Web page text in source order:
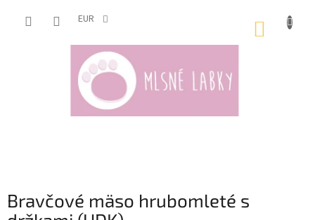
EUR
Bravčové mäso hrubomleté s